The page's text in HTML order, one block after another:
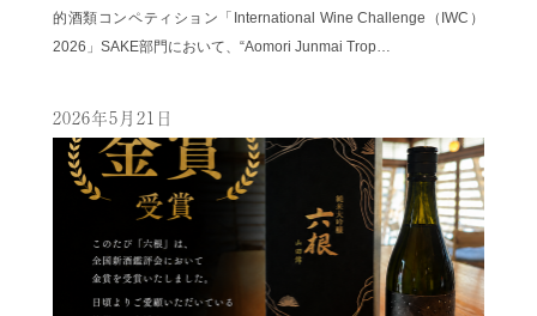
的酒類コンペティション「International Wine Challenge（IWC）
2026」SAKE部門において、“Aomori Junmai Trop…
2026年5月21日